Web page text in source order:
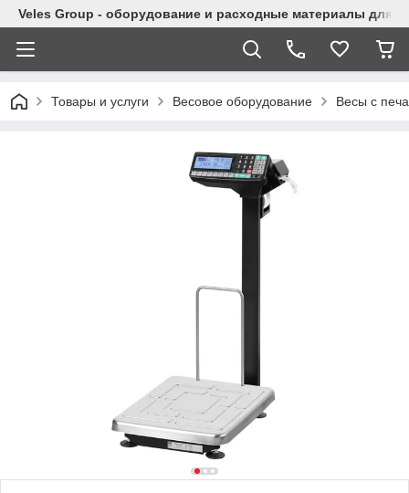
Veles Group - оборудование и расходные материалы для
Товары и услуги Весовое оборудование Весы с